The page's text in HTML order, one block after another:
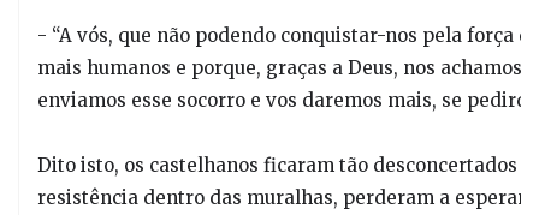
- “A vós, que não podendo conquistar-nos pela força
mais humanos e porque, graças a Deus, nos
enviamos esse socorro e vos daremos mais, se
Dito isto, os castelhanos ficaram tão desconcertados
resistência dentro das muralhas, perderam a